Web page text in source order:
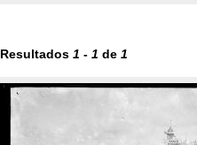
Resultados 1 - 1 de 1